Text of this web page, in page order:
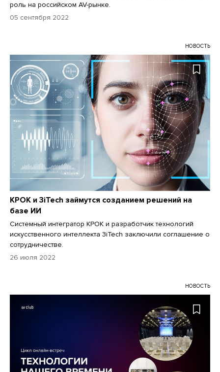
роль на российском AV-рынке.
05 сентября 2022
НОВОСТЬ
КРОК и 3iTech займутся созданием решений на
базе ИИ
Системный интегратор КРОК и разработчик технологий
искусственного интеллекта 3iTech заключили соглашение о
сотрудничестве.
26 июля 2022
НОВОСТЬ